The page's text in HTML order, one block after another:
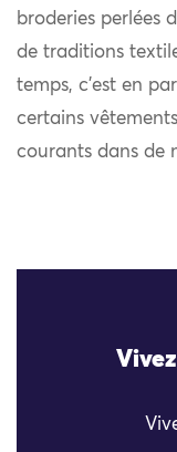
broderies perlées
de traditions
temps, c’est en
certains
courants dans de